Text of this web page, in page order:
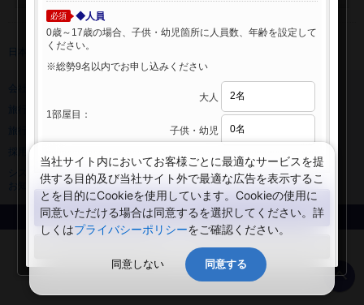
日本旅行 トップ>
プライバシーポリシー
旅行業登録票・約款
ニュースリリース
採用情報
システムメンテナンスの
お知らせ
Copyright © NIPPON TRAVEL AGENCY Co.,LTD. All rights reserved.
必須
◆人員
0歳～17歳の場合、子供・幼児箇所に人員数、年齢を設定して
ください。
※総勢9名以内でお申し込みください
1部屋目：
大人
子供・幼児
検索する
閉じる
当社サイト内においてお客様ごとに最適なサービスを提
供する目的及び当社サイト外で最適な広告を表示するこ
とを目的にCookieを使用しています。Cookieの使用に
同意いただける場合は同意するを選択してください。詳
しくはプライバシーポリシーをご確認ください。
同意しない 同意する